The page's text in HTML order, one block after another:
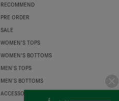
RECOMMEND
PRE ORDER
SALE
WOMEN'S TOPS
WOMEN'S BOTTOMS
MEN'S TOPS
MEN'S BOTTOMS
ACCESSORIES